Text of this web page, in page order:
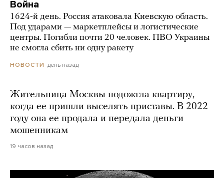
Война
1624-й день. Россия атаковала Киевскую область.
Под ударами — маркетплейсы и логистические
центры. Погибли почти 20 человек. ПВО Украины
не смогла сбить ни одну ракету
НОВОСТИ день назад
Жительница Москвы подожгла квартиру,
когда ее пришли выселять приставы. В 2022
году она ее продала и передала деньги
мошенникам
19 часов назад